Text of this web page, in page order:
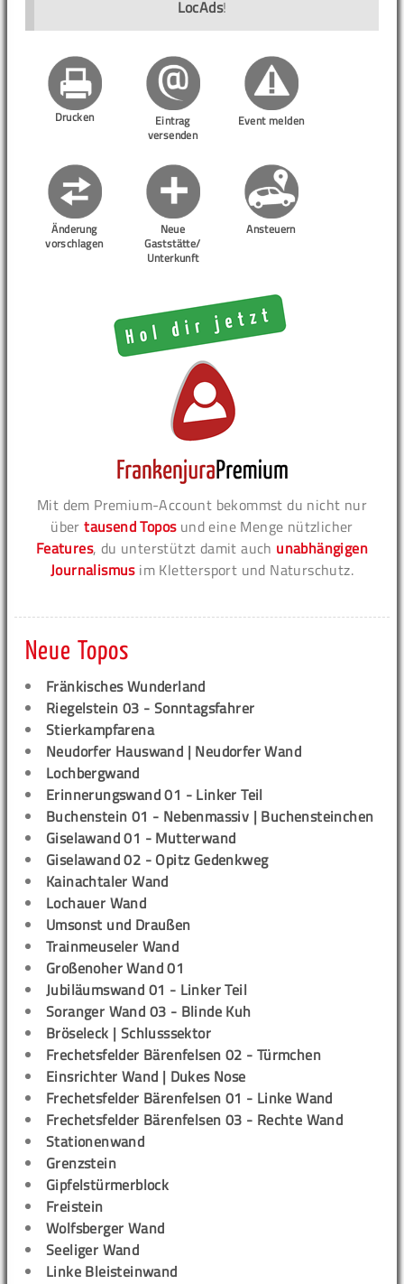
LocAds!
Drucken
Eintrag
versenden
Event melden
Änderung
vorschlagen
Neue
Gaststätte/
Unterkunft
Ansteuern
Mit dem Premium-Account bekommst du nicht nur
übertausend Toposund eine Menge nützlicher
Features, du unterstützt damit auch unabhängigen
Journalismusim Klettersport und Naturschutz.
Neue Topos
Fränkisches Wunderland
Riegelstein 03 - Sonntagsfahrer
Stierkampfarena
Neudorfer Hauswand | Neudorfer Wand
Lochbergwand
Erinnerungswand 01 - Linker Teil
Buchenstein 01 - Nebenmassiv | Buchensteinchen
Giselawand 01 - Mutterwand
Giselawand 02 - Opitz Gedenkweg
Kainachtaler Wand
Lochauer Wand
Umsonst und Draußen
Trainmeuseler Wand
Großenoher Wand 01
Jubiläumswand 01 - Linker Teil
Soranger Wand 03 - Blinde Kuh
Bröseleck | Schlusssektor
Frechetsfelder Bärenfelsen 02 - Türmchen
Einsrichter Wand | Dukes Nose
Frechetsfelder Bärenfelsen 01 - Linke Wand
Frechetsfelder Bärenfelsen 03 - Rechte Wand
Stationenwand
Grenzstein
Gipfelstürmerblock
Freistein
Wolfsberger Wand
Seeliger Wand
Linke Bleisteinwand